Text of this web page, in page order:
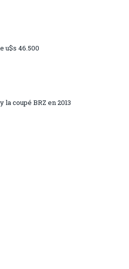
u$s 46.500
coupé BRZ en 2013